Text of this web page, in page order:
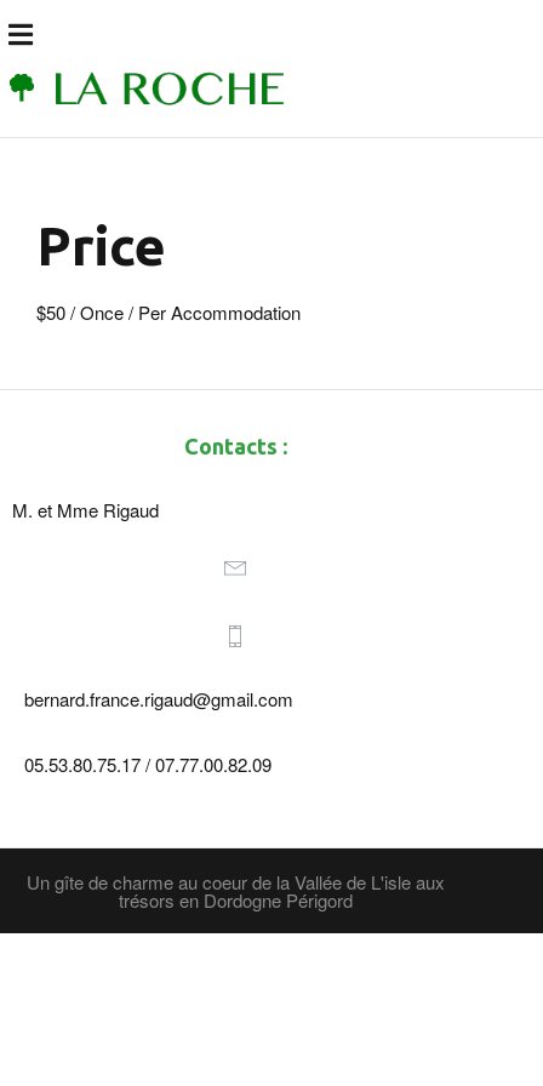
Price
$50/ Once / Per Accommodation
Contacts :
M. et Mme Rigaud
bernard.france.rigaud@gmail.com
05.53.80.75.17 / 07.77.00.82.09
Un gîte de charme au coeur de la Vallée de L'isle aux
trésors en Dordogne Périgord